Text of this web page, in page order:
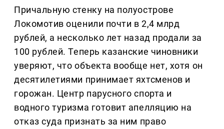
Причальную стенку на полуострове
Локомотив оценили почти в 2,4 млрд
рублей, а несколько лет назад продали за
100 рублей. Теперь казанские чиновники
уверяют, что объекта вообще нет, хотя он
десятилетиями принимает яхтсменов и
горожан. Центр парусного спорта и
водного туризма готовит апелляцию на
отказ суда признать за ним право